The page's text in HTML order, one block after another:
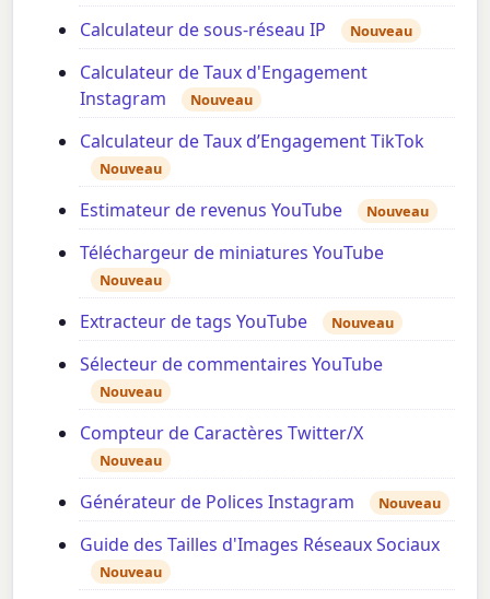
Calculateur de sous-réseau IP
Nouveau
Calculateur de Taux d'Engagement
Instagram
Nouveau
Calculateur de Taux d’Engagement TikTok
Nouveau
Estimateur de revenus YouTube Nouveau
Téléchargeur de miniatures YouTube
Nouveau
Extracteur de tags YouTube Nouveau
Sélecteur de commentaires YouTube
Nouveau
Compteur de Caractères Twitter/X
Nouveau
Générateur de Polices Instagram Nouveau
Guide des Tailles d'Images Réseaux Sociaux
Nouveau